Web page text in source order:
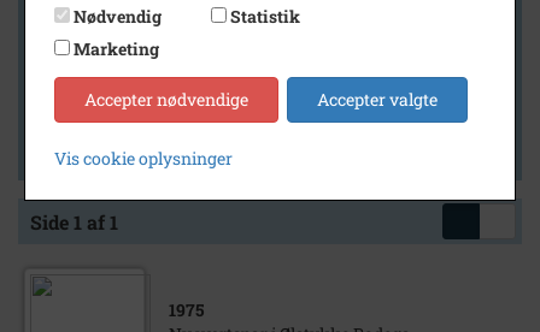
Vis kun med billeder
Vis kun med filmklip
Vis kun med lydklip
Vis kun med kilder
Vis kun med geo-tag
Side 1 af 1
1975
Nødvendig
Statistik
Marketing
Accepter nødvendige Accepter valgte
Vis cookie oplysninger